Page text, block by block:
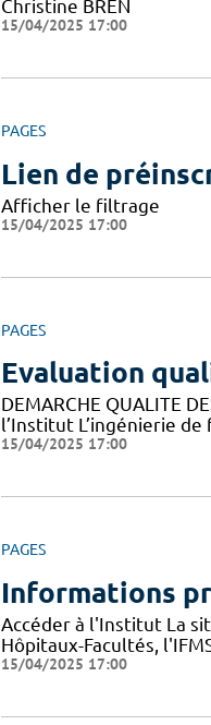
Christine BREN
15/04/2025 17:00
PAGES
Lien de
Afficher le filtrage
15/04/2025 17:00
PAGES
Evaluation
DEMARCHE QUALITE
l’Institut L’ingénierie
15/04/2025 17:00
PAGES
Informations
Accéder à l'Institut La
Hôpitaux-Facultés,
15/04/2025 17:00